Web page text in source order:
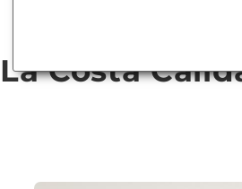
La Costa